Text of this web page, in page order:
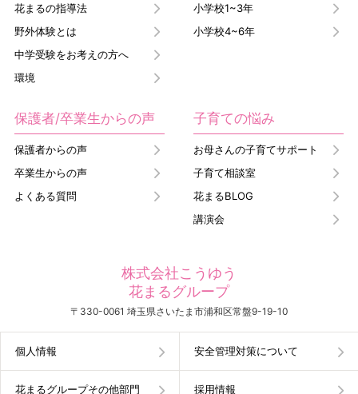
花まるの指導法
野外体験とは
中学受験をお考えの方へ
環境
小学校1~3年
小学校4~6年
保護者/卒業生からの声
保護者からの声
卒業生からの声
よくある質問
子育ての悩み
お母さんの子育てサポート
子育て相談室
花まるBLOG
講演会
株式会社こうゆう
花まるグループ
〒330-0061 埼玉県さいたま市浦和区常盤9-19-10
個人情報 安全管理対策について
花まるグループその他部門 採用情報